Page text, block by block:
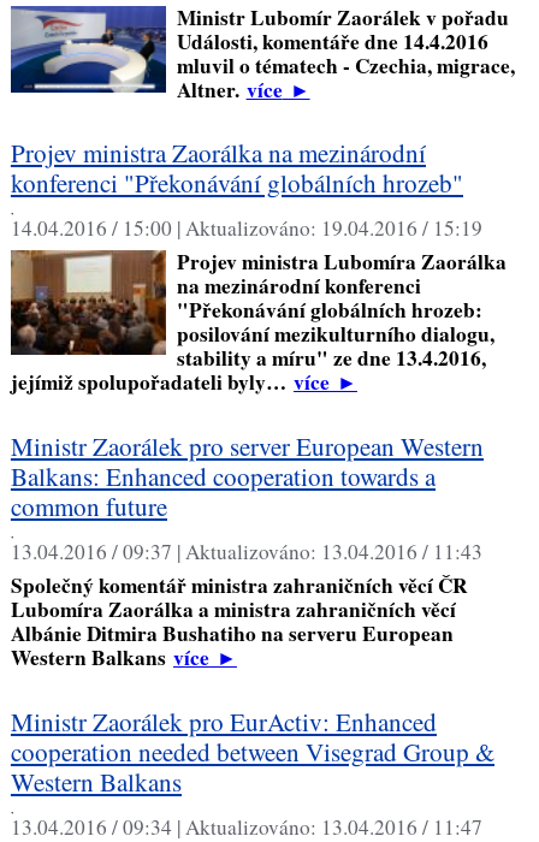
Ministr Lubomír Zaorálek v pořadu
Události, komentáře dne 14.4.2016
mluvil o tématech - Czechia, migrace,
Altner. více►
Projev ministra Zaorálka na mezinárodní
konferenci "Překonávání globálních hrozeb"
,
14.04.2016 / 15:00 |Aktualizováno: 19.04.2016 / 15:19
Projev ministra Lubomíra Zaorálka
na mezinárodní konferenci
"Překonávání globálních hrozeb:
posilování mezikulturního dialogu,
stability a míru" ze dne 13.4.2016,
jejímiž spolupořadateli byly… více►
Ministr Zaorálek pro server European Western
Balkans: Enhanced cooperation towards a
common future
,
13.04.2016 / 09:37 |Aktualizováno: 13.04.2016 / 11:43
Společný komentář ministra zahraničních věcí ČR
Lubomíra Zaorálka a ministra zahraničních věcí
Albánie Ditmira Bushatiho na serveru European
Western Balkans více►
Ministr Zaorálek pro EurActiv: Enhanced
cooperation needed between Visegrad Group &
Western Balkans
,
13.04.2016 / 09:34 |Aktualizováno: 13.04.2016 / 11:47